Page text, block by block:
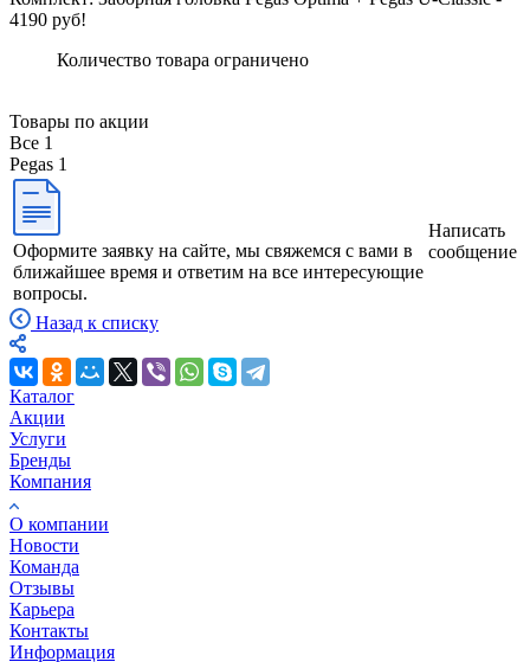
4190 руб!
Количество товара ограничено
Товары по акции
Все 1
Pegas 1
Оформите заявку на сайте, мы свяжемся с вами в
ближайшее время и ответим на все интересующие
вопросы.
Написать
сообщение
Назад к списку
Каталог
Акции
Услуги
Бренды
Компания
О компании
Новости
Команда
Отзывы
Карьера
Контакты
Информация